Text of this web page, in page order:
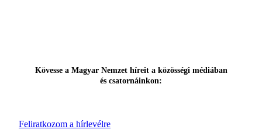
Feliratkozom a hírlevélre
Kövesse a Magyar Nemzet híreit a közösségi médiában
és csatornáinkon: